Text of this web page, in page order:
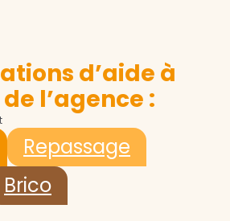
d’aide à
l’agence :
Repassage
Brico